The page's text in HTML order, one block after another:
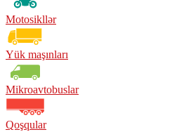
Motosikllər
Yük maşınları
Mikroavtobuslar
Qoşqular